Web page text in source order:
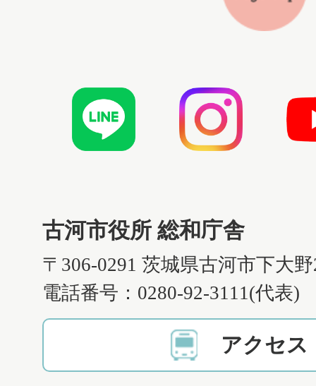
古河市役所 総和庁舎
〒306-0291 茨城県古河市下大
電話番号：0280-92-3111(代表)
アクセス